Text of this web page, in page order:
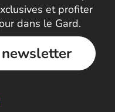
et profiter
dans le Gard.